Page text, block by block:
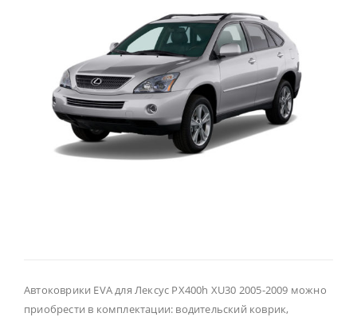
Автоковрики EVA для Лексус РХ400h XU30 2005-2009 можно
приобрести в комплектации: водительский коврик,